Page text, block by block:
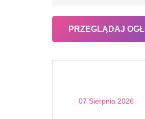
07 Sierpnia 2026